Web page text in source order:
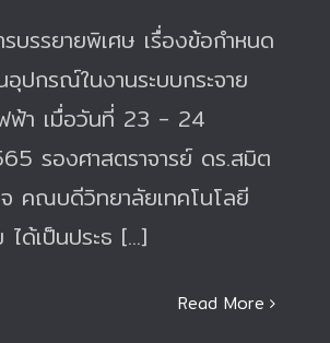
บรรยายพิเศษ เรื่องข้อกำหนด
อุปกรณ์ในงานระบบกระจาย
ฟฟ้า เมื่อวันที่ 23 - 24
รองศาสตราจารย์ ดร.สมิต
คณบดีวิทยาลัยเทคโนโลยี
ด้เป็นประธ [...]
Read More